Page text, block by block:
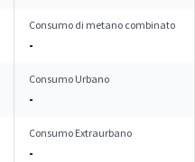
Consumo di metano combinato
-
Consumo Urbano
-
Consumo Extraurbano
-